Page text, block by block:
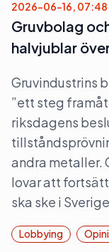
2026-06-16, 07:48
Gruvbolag
halvjublar
Gruvindustrins
”ett steg
riksdagens
andra metaller.
lovar att
ska ske i
Lobbying